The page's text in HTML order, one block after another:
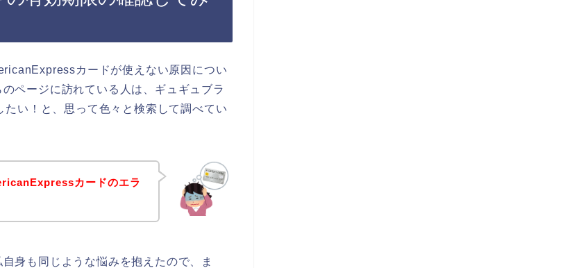
カードが使えない原因につい
ページに訪れている人は、ギュギュブラ
い！と、思って色々と検索して調べてい
カードのエラ
身も同じような悩みを抱えたので、ま